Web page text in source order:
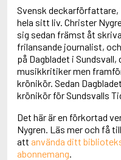
Adolfsson, Evert
Adolfsson, Gunnar
Adolfsson, Josefine
Adolfsson, Maria
Adolphsen, Peter
Svensk deckarförfattare,
hela sitt liv. Christer
sig sedan främst åt
frilansande journalist,
på Dagbladet i Sundsvall,
musikkritiker men
krönikör. Sedan
krönikör för Sundsvalls
Det här är en förkortad
Nygren. Läs mer och få
att använda ditt
abonnemang